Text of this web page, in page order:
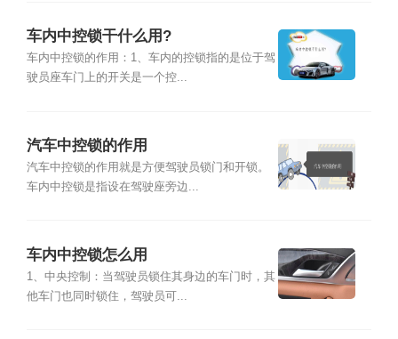
车内中控锁干什么用?
车内中控锁的作用：1、车内的控锁指的是位于驾
驶员座车门上的开关是一个控...
汽车中控锁的作用
汽车中控锁的作用就是方便驾驶员锁门和开锁。
车内中控锁是指设在驾驶座旁边...
车内中控锁怎么用
1、中央控制：当驾驶员锁住其身边的车门时，其
他车门也同时锁住，驾驶员可...